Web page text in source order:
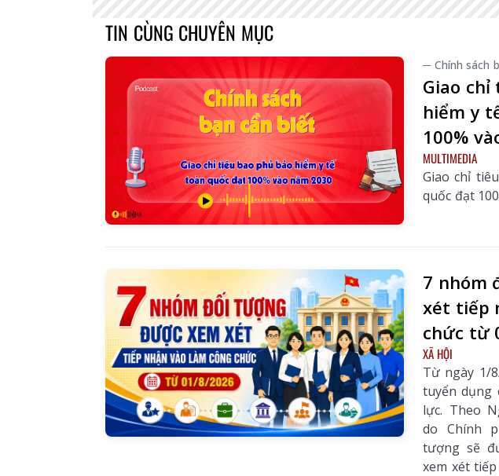
TIN CÙNG CHUYÊN MỤC
─ Chính sách
Giao chỉ
hiểm y
100%
MULTIMEDIA
Giao chỉ
quốc đạt
7 nhóm
xét tiếp
chức từ
XÃ HỘI
Từ ngày 1/
tuyển dụng
lực. Theo
do Chính
tượng sẽ
xem xét
Báo Lai Châu Số 3240
Báo Lai Châu Số 565 ngày
Báo